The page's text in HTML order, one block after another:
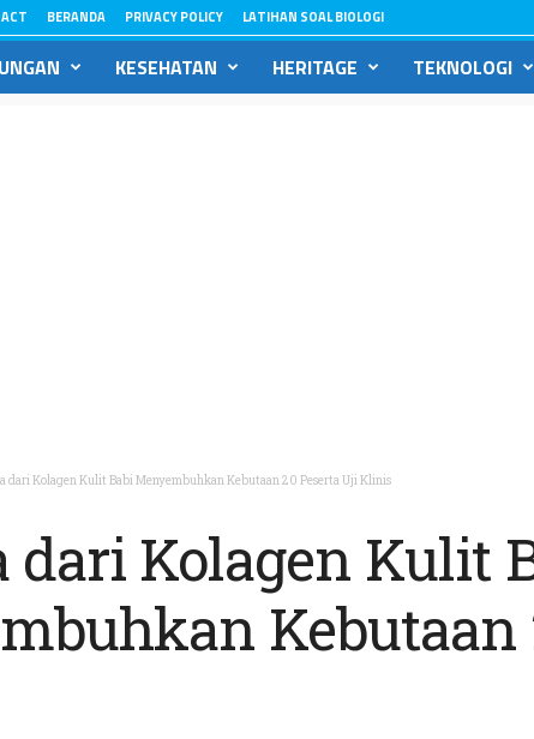
BERANDA PRIVACY POLICY LATIHAN SOAL BIOLOGI
KESEHATAN HERITAGE TEKNOLOGI
dari Kolagen Kulit Babi Menyembuhkan Kebutaan 20 Peserta Uji Klinis
dari Kolagen Kulit
Kebutaan